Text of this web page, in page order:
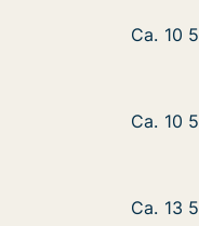
Ca. 10
Ca. 10
Ca. 13